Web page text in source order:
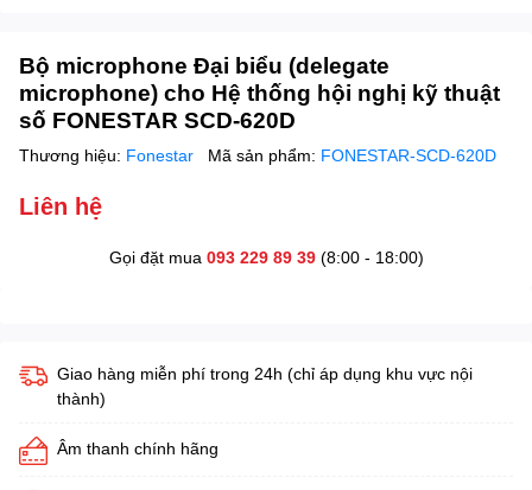
Bộ microphone Đại biểu (delegate
microphone) cho Hệ thống hội nghị kỹ thuật
số FONESTAR SCD-620D
Thương hiệu: Fonestar Mã sản phẩm: FONESTAR-SCD-620D
Liên hệ
Gọi đặt mua 093 229 89 39(8:00 - 18:00)
Giao hàng miễn phí trong 24h (chỉ áp dụng khu vực nội
thành)
Âm thanh chính hãng